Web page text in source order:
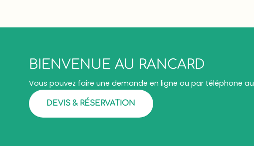
BIENVENUE AU RANCARD
Vous pouvez faire une demande en ligne ou par téléphone au
DEVIS & RÉSERVATION